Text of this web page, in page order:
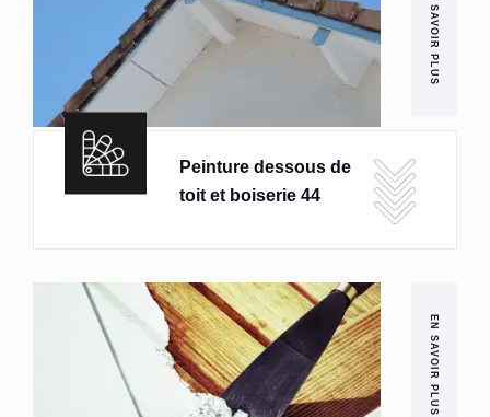
EN SAVOIR PLUS
Peinture dessous de
toit et boiserie 44
EN SAVOIR PLUS